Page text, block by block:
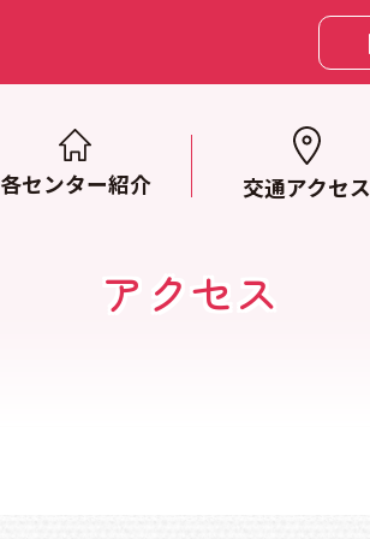
各センター紹介 交通アクセス
アクセス